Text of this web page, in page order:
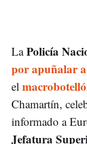
LaPolicía
por apuñalar
el
Chamartín,
informado a
Jefatura